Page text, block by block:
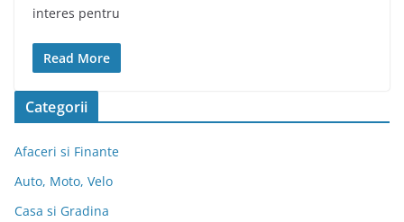
interes pentru
Read More
Categorii
Afaceri si Finante
Auto, Moto, Velo
Casa si Gradina